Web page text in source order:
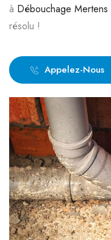
à Débouchage Mertens
résolu !
Appelez-Nous